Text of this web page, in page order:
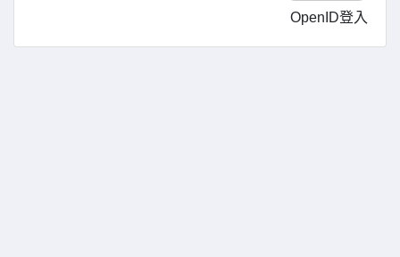
OpenID登入